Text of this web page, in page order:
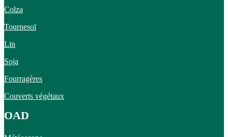
Colza
Tournesol
Lin
Soja
Fourragères
Couverts végétaux
OAD